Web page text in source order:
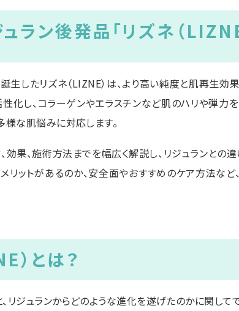
ラン後発品「リズネ（
生したリズネ（LIZNE）は、より高い純度と肌再生
化し、コラーゲンやエラスチンなど肌のハリや弾力
様な肌悩みに対応します。
効果、施術方法までを幅広く解説し、リジュランとの
リットがあるのか、安全面やおすすめのケア方法な
）とは？
リジュランからどのような進化を遂げたのかに関してで